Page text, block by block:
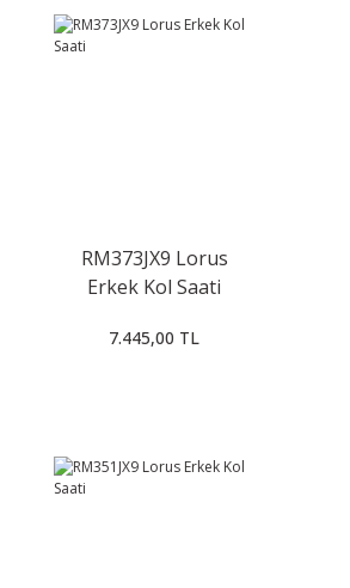
RM373JX9 Lorus
Erkek Kol Saati
7.445,00 TL